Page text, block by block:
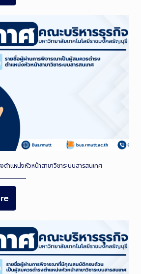
ำแหน่งหัวหน้าสาขาวิชาระบบสารสนเทศ